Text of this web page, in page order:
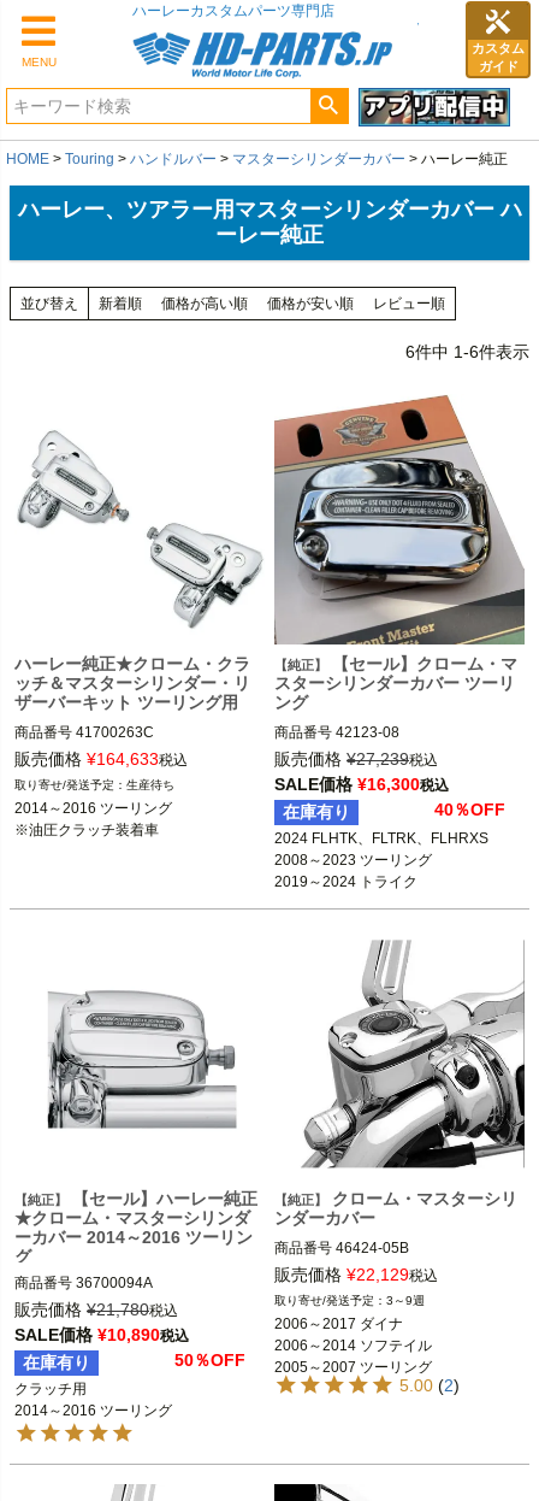
MENU
カスタム
ガイド
HOME Touring ハンドルバー マスターシリンダーカバー ハーレー純正
ハーレー、ツアラー用マスターシリンダーカバー ハ
ーレー純正
並び替え 新着順 価格が高い順 価格が安い順 レビュー順
6件中 1-6件表示
ハーレー純正★クローム・クラ
ッチ＆マスターシリンダー・リ
ザーバーキット ツーリング用
商品番号 41700263C
2014～2016 ツーリング FLHX、FLH
T、FLHR
※ハイドロリック・クラッチ装着車
Harley Davidson（ハーレー ダビッド
販売価格 ¥164,633税込
生産待ち
2014～2016 ツーリング
※油圧クラッチ装着車
【純正】
【セール】クローム・マ
スターシリンダーカバー ツーリ
ング
商品番号 42123-08
2024 FLHTK、FLTRK、FLHRXS
2008～2023 ツーリング
2019～2024 トライク
Harley Davidson（ハーレー ダビッド
ソン）
販売価格 ¥27,239税込
SALE価格 ¥16,300税込
在庫有り 40％OFF
2024 FLHTK、FLTRK、FLHRXS
2008～2023 ツーリング
2019～2024 トライク
【純正】
【セール】ハーレー純正
★クローム・マスターシリンダ
ーカバー 2014～2016 ツーリン
グ
商品番号 36700094A
旧型番：36700094
2014～2016 ツーリング FLHX、FLH
※ハイドロリッククラッチ装着車
※トライクは不可
販売価格 ¥21,780税込
SALE価格 ¥10,890税込
在庫有り 50％OFF
クラッチ用
2014～2016 ツーリング
【純正】
クローム・マスターシリ
ンダーカバー
商品番号 46424-05B
2006～2017 ダイナ
2006～2014 ソフテイル
2005～2007 ツーリング
※2014～2016 トライクモデルのクラ
ッチマスターシリンダーにも使用可
Harley Davidson（ハーレー ダビッド
ソン）
販売価格 ¥22,129税込
3～9週
2006～2017 ダイナ
2006～2014 ソフテイル
2005～2007 ツーリング
2014～2018 トライク5.00 (2)